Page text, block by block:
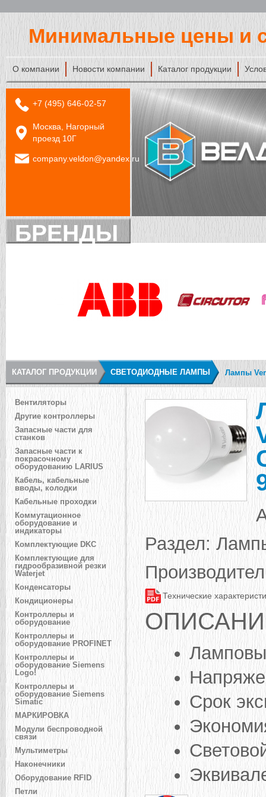
Минимальные цены и
О компании Новости компании Каталог продукции
+7 (495) 646-02-57
Москва, Нагорный
проезд 10Г
company.veldon@yandex.ru
БРЕНДЫ
КАТАЛОГ ПРОДУКЦИИ СВЕТОДИОДНЫЕ ЛАМПЫ Лампы
Вентиляторы
Другие контроллеры
Запасные части для
станков
Запасные части к
покрасочному
оборудованию LARIUS
Кабель, кабельные
вводы, колодки
Кабельные проходки
Коммутационное
оборудование и
индикаторы
Комплектующие DKC
Комплектующие для
гидрообразивной резки
Waterjet
Конденсаторы
Кондиционеры
Контроллеры и
оборудование
Контроллеры и
оборудование PROFINET
Контроллеры и
оборудование Siemens
Logo!
Контроллеры и
оборудование Siemens
Simatic
МАРКИРОВКА
Модули беспроводной
связи
Мультиметры
Наконечники
Оборудование RFID
Петли
Раздел:
Технические
Срок